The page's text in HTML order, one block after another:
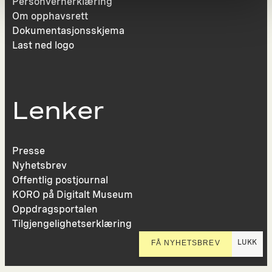
Om opphavsrett
Dokumentasjonsskjema
Last ned logo
Lenker
Presse
Nyhetsbrev
Offentlig postjournal
KORO på Digitalt Museum
Oppdragsportalen
Tilgjengelighetserklæring
FÅ NYHETSBREV LUKK